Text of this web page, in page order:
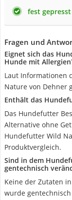
fest gepresst
Fragen und
Eignet sich das
Hunde mit
Laut Informationen
Nature von Dehner
Enthält das
Das Hundefutter
Alternative ohne
Hundefutter Wild
Produktvergleich.
Sind in dem
gentechnisch
Keine der Zutaten
wurde